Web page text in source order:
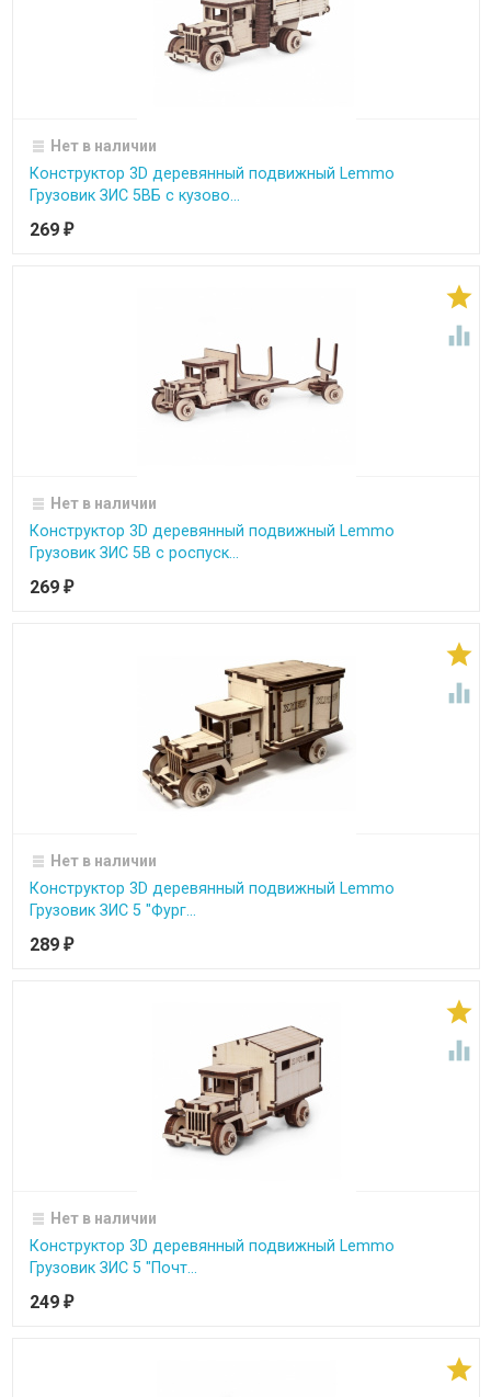
Нет в наличии
Конструктор 3D деревянный подвижный Lemmo
Грузовик ЗИС 5ВБ с кузово...
269 ₽


Нет в наличии
Конструктор 3D деревянный подвижный Lemmo
Грузовик ЗИС 5В с роспуск...
269 ₽


Нет в наличии
Конструктор 3D деревянный подвижный Lemmo
Грузовик ЗИС 5 "Фург...
289 ₽


Нет в наличии
Конструктор 3D деревянный подвижный Lemmo
Грузовик ЗИС 5 "Почт...
249 ₽
